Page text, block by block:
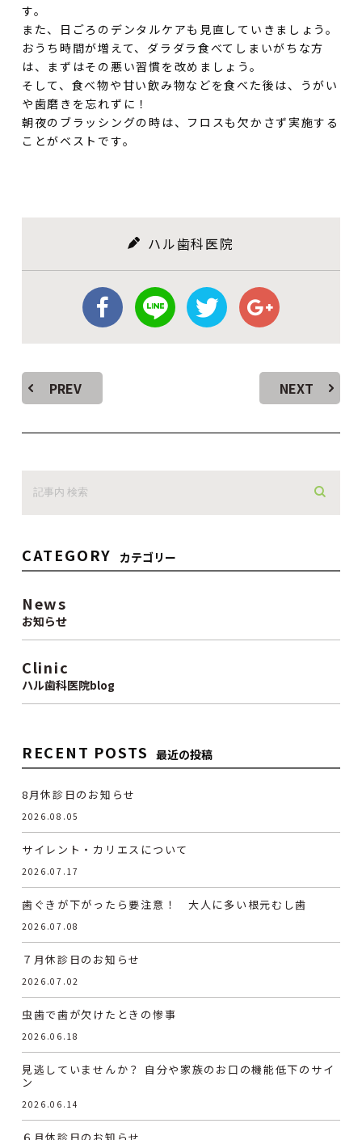
す。
また、日ごろのデンタルケアも見直していきましょう。
おうち時間が増えて、ダラダラ食べてしまいがちな方
は、まずはその悪い習慣を改めましょう。
そして、食べ物や甘い飲み物などを食べた後は、うがい
や歯磨きを忘れずに！
朝夜のブラッシングの時は、フロスも欠かさず実施する
ことがベストです。
ハル歯科医院
PREV NEXT
CATEGORY カテゴリー
News
お知らせ
Clinic
ハル歯科医院blog
RECENT POSTS 最近の投稿
8月休診日のお知らせ
2026.08.05
サイレント・カリエスについて
2026.07.17
歯ぐきが下がったら要注意！ 大人に多い根元むし歯
2026.07.08
７月休診日のお知らせ
2026.07.02
虫歯で歯が欠けたときの惨事
2026.06.18
見逃していませんか？ 自分や家族のお口の機能低下のサイ
ン
2026.06.14